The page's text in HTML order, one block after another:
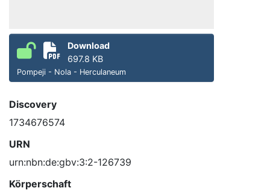
Download
697.8 KB
Pompeji - Nola - Herculaneum
Discovery
1734676574
URN
urn:nbn:de:gbv:3:2-126739
Körperschaft